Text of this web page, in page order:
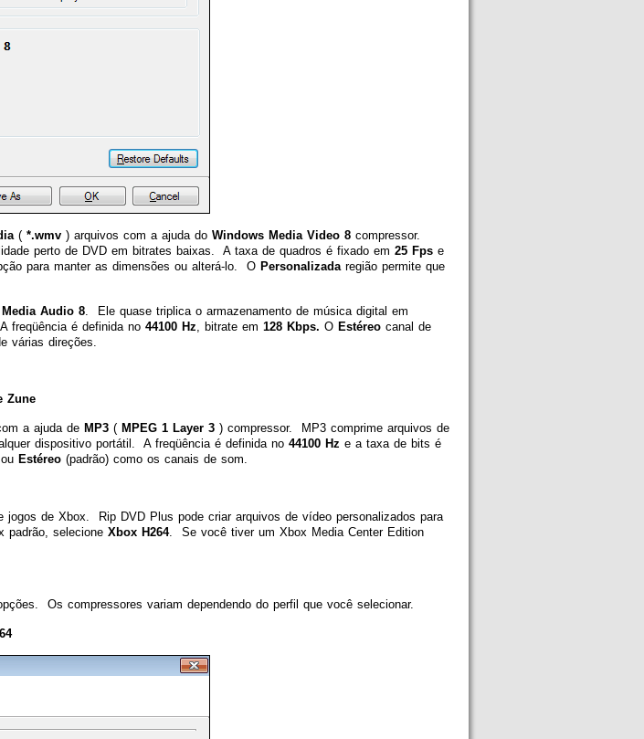
( *.wmv ) arquivos com a ajuda do Windows Media Video 8 compressor.
perto de DVD em bitrates baixas. A taxa de quadros é fixado em 25 Fps e
para manter as dimensões ou alterá-lo. O Personalizada região permite que
Audio 8 . Ele quase triplica o armazenamento de música digital em
freqüência é definida no 44100 Hz , bitrate em 128 Kbps. O Estéreo canal de
várias direções.
Zune
a ajuda de MP3 ( MPEG 1 Layer 3 ) compressor. MP3 comprime arquivos de
dispositivo portátil. A freqüência é definida no 44100 Hz e a taxa de bits é
ou Estéreo (padrão) como os canais de som.
jogos de Xbox. Rip DVD Plus pode criar arquivos de vídeo personalizados para
selecione Xbox H264. Se você tiver um Xbox Media Center Edition
Os compressores variam dependendo do perfil que você selecionar.